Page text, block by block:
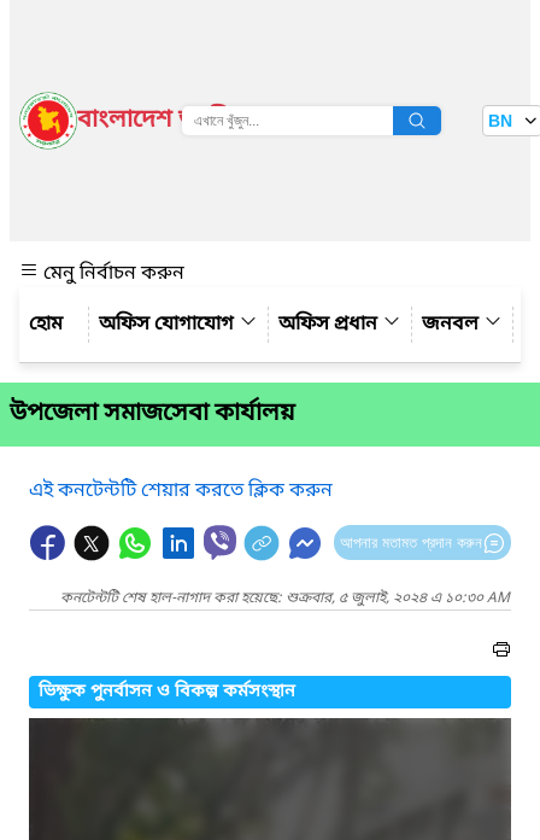
বাংলাদেশ জাতীয় তথ্য বাতায়ন BN
মেনু নির্বাচন করুন
অফিস যোগাযোগ
অফিস প্রধান জনবল
উপজেলা সমাজসেবা কার্যালয়
এই কনটেন্টটি শেয়ার করতে ক্লিক করুন
আপনার মতামত প্রদান করুন
কনটেন্টটি শেষ হাল-নাগাদ করা হয়েছে: শুক্রবার, ৫ জুলাই, ২০২৪ এ ১০:৩০ AM
ভিক্ষুক পুনর্বাসন ও বিকল্প কর্মসংস্থান